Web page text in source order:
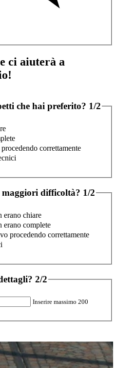
ci aiuterà a
che hai preferito? 1/2
correttamente
difficoltà? 1/2
erano chiare
complete
procedendo correttamente
2/2
Inserire massimo 200